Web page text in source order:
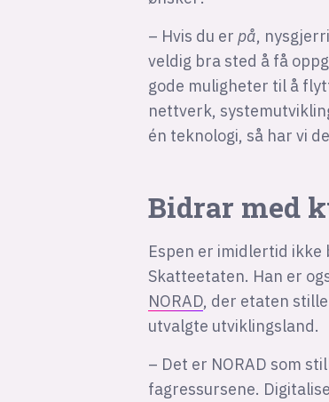
– Hvis du er på,
veldig bra sted å få
gode muligheter til å
nettverk,
én teknologi, så har vi
Bidrar med
Espen er imidlertid
Skatteetaten. Han er
NORAD, der etaten
utvalgte utviklingsland.
– Det er NORAD som
fagressursene.